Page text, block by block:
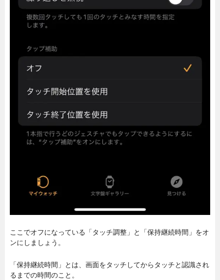
ここでオフになっている「タッチ調整」と「保持継続時間」をオ
ンにしましょう。
「保持継続時間」とは、画面をタッチしてからタッチと認識され
るまでの時間のこと。